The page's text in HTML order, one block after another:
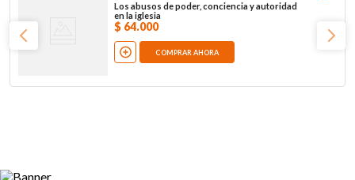
Los abusos de poder, conciencia y autoridad
en la iglesia
$ 64.000
COMPRAR AHORA